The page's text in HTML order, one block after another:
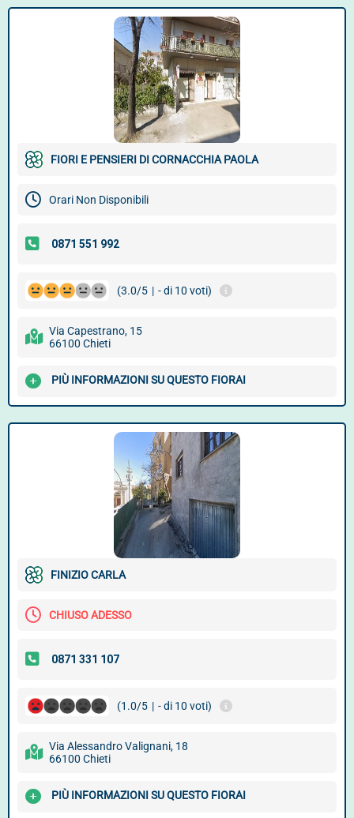
FIORI E PENSIERI DI CORNACCHIA PAOLA
Orari Non Disponibili
(3.0/5 | - di 10 voti)
Via Capestrano, 15
66100 Chieti
PIÙ INFORMAZIONI SU QUESTO FIORAI
FINIZIO CARLA
CHIUSO ADESSO
(1.0/5 | - di 10 voti)
Via Alessandro Valignani, 18
66100 Chieti
PIÙ INFORMAZIONI SU QUESTO FIORAI